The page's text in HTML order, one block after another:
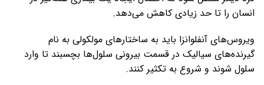
انسان را تا حد زیادی کاهش می‌دهد.
ویروس‌های آنفلوانزا باید به ساختارهای مولکولی به نام
گیرنده‌های سیالیک در قسمت بیرونی سلول‌ها بچسبند تا وارد
سلول شوند و شروع به تکثیر کنند.